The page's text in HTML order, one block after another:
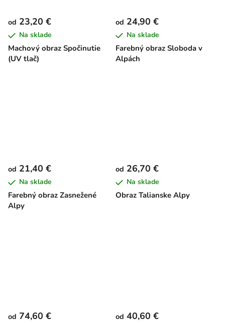
Machový obraz Spočinutie
(UV tlač)
od 23,20 €
Na sklade
Farebný obraz Sloboda v
Alpách
od 24,90 €
Na sklade
Farebný obraz Zasnežené
Alpy
od 21,40 €
Na sklade
Obraz Talianske Alpy
od 26,70 €
Na sklade
od 74,60 € od 40,60 €